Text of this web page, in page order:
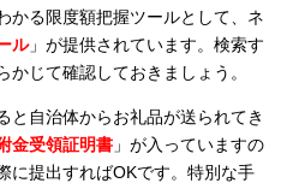
かる限度額把握ツールとして、ネ
ル」が提供されています。検索す
じて確認しておきましょう。
と自治体からお礼品が送られてき
金受領証明書 」が入っていますの
に提出すればOKです。特別な手